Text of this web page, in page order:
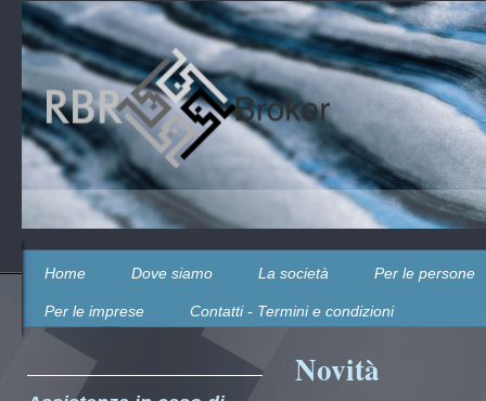
Home Dove siamo La società Per le persone
Per le imprese Contatti - Termini e condizioni
Novità